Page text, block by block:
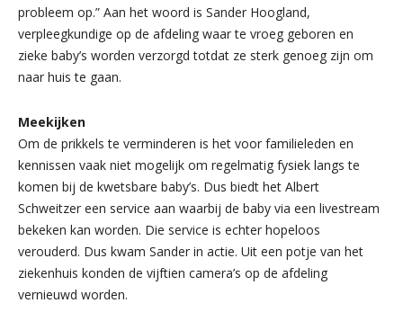
probleem op.” Aan het woord is Sander Hoogland,
verpleegkundige op de afdeling waar te vroeg geboren en
zieke baby’s worden verzorgd totdat ze sterk genoeg zijn om
naar huis te gaan.
Meekijken
Om de prikkels te verminderen is het voor familieleden en
kennissen vaak niet mogelijk om regelmatig fysiek langs te
komen bij de kwetsbare baby’s. Dus biedt het Albert
Schweitzer een service aan waarbij de baby via een livestream
bekeken kan worden. Die service is echter hopeloos
verouderd. Dus kwam Sander in actie. Uit een potje van het
ziekenhuis konden de vijftien camera’s op de afdeling
vernieuwd worden.